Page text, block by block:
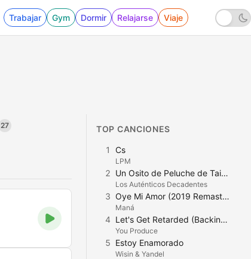
Trabajar Gym Dormir Relajarse Viaje
27 TOP CANCIONES
1 Cs
LPM
2 Un Osito de Peluche de Taiwán
Los Auténticos Decadentes
3 Oye Mi Amor (2019 Remasterizado)
Maná
4 Let's Get Retarded (Backing Track) [In the Style of Black Eyed Peas]
You Produce
5 Estoy Enamorado
Wisin & Yandel